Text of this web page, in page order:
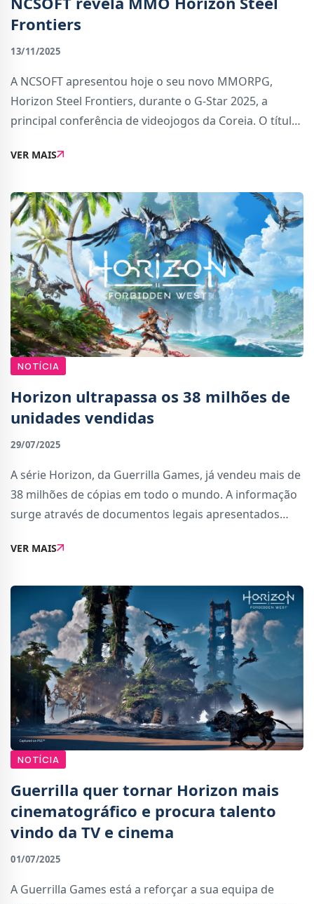
Frontiers
13/11/2025
A NCSOFT apresentou hoje o seu novo MMORPG,
Horizon Steel Frontiers, durante o G-Star 2025, a
principal conferência de videojogos da Coreia. O título
a ação de caça a máquinas com mecânicas de
VER MAIS
NOTÍCIA
Horizon ultrapassa os 38 milhões de
unidades vendidas
29/07/2025
A série Horizon, da Guerrilla Games, já vendeu mais de
38 milhões de cópias em todo o mundo. A informação
surge através de documentos legais apresentados
Tencent.Segundo os dados incluídos
VER MAIS
NOTÍCIA
Guerrilla quer tornar Horizon mais
cinematográfico e procura talento
vindo da TV e cinema
01/07/2025
A Guerrilla Games está a reforçar a sua equipa de